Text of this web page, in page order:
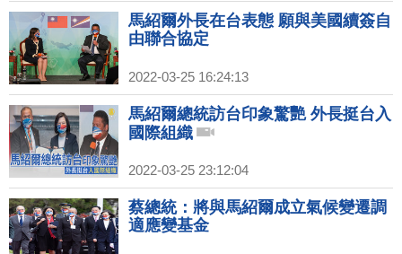
馬紹爾外長在台表態 願與美國續簽自
由聯合協定
2022-03-25 16:24:13
馬紹爾總統訪台印象驚艷 外長挺台入
國際組織
2022-03-25 23:12:04
蔡總統：將與馬紹爾成立氣候變遷調
適應變基金